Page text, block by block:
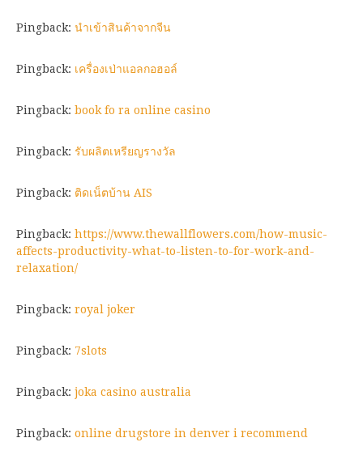
Pingback: นำเข้าสินค้าจากจีน
Pingback: เครื่องเป่าแอลกอฮอล์
Pingback: book fo ra online casino
Pingback: รับผลิตเหรียญรางวัล
Pingback: ติดเน็ตบ้าน AIS
Pingback: https://www.thewallflowers.com/how-music-
affects-productivity-what-to-listen-to-for-work-and-
relaxation/
Pingback: royal joker
Pingback: 7slots
Pingback: joka casino australia
Pingback: online drugstore in denver i recommend